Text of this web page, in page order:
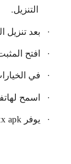
التنزيل.
· بعد تنزيل
· افتح
· في
· اسمح
· يوفر apk